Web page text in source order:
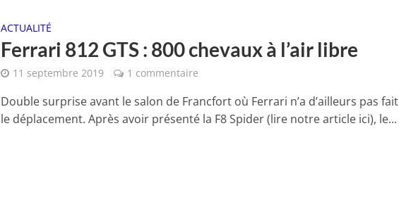
ACTUALITÉ
Ferrari 812 GTS : 800 chevaux à l’air libre
11 septembre 2019 1 commentaire
Double surprise avant le salon de Francfort où Ferrari n’a d’ailleurs pas fait
le déplacement. Après avoir présenté la F8 Spider (lire notre article ici), le...